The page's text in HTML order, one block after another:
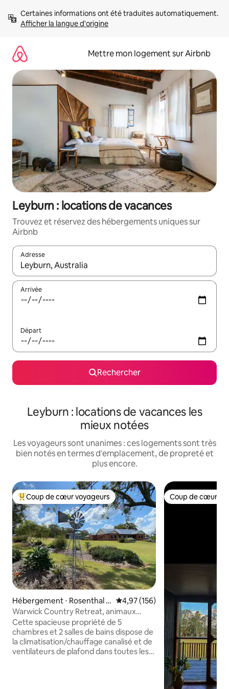
directement
Afficher la langue d'origine
Mettre mon logement sur Airbnb
Leyburn : locations de vacances
Trouvez et réservez des hébergements uniques sur
Airbnb
Adresse
Lorsque les résultats s'affichent, utilisez les flèches vers le
Arrivée
Départ
Rechercher
Leyburn : locations de vacances les
mieux notées
Les voyageurs sont unanimes : ces logements sont très
bien notés en termes d'emplacement, de propreté et
plus encore.
Coups de cœur voyageurs les plus appréciés
Coup de cœur voyageurs
Hébergement ⋅ Rosenthal H
eights
Évaluation moyenne sur la
4,97 (156)
Warwick Country Retreat, animaux
acceptés
Cette spacieuse propriété de 5
chambres et 2 salles de bains dispose de
la climatisation/chauffage canalisé et de
ventilateurs de plafond dans toutes les
Coup de cœur
Coup de cœur